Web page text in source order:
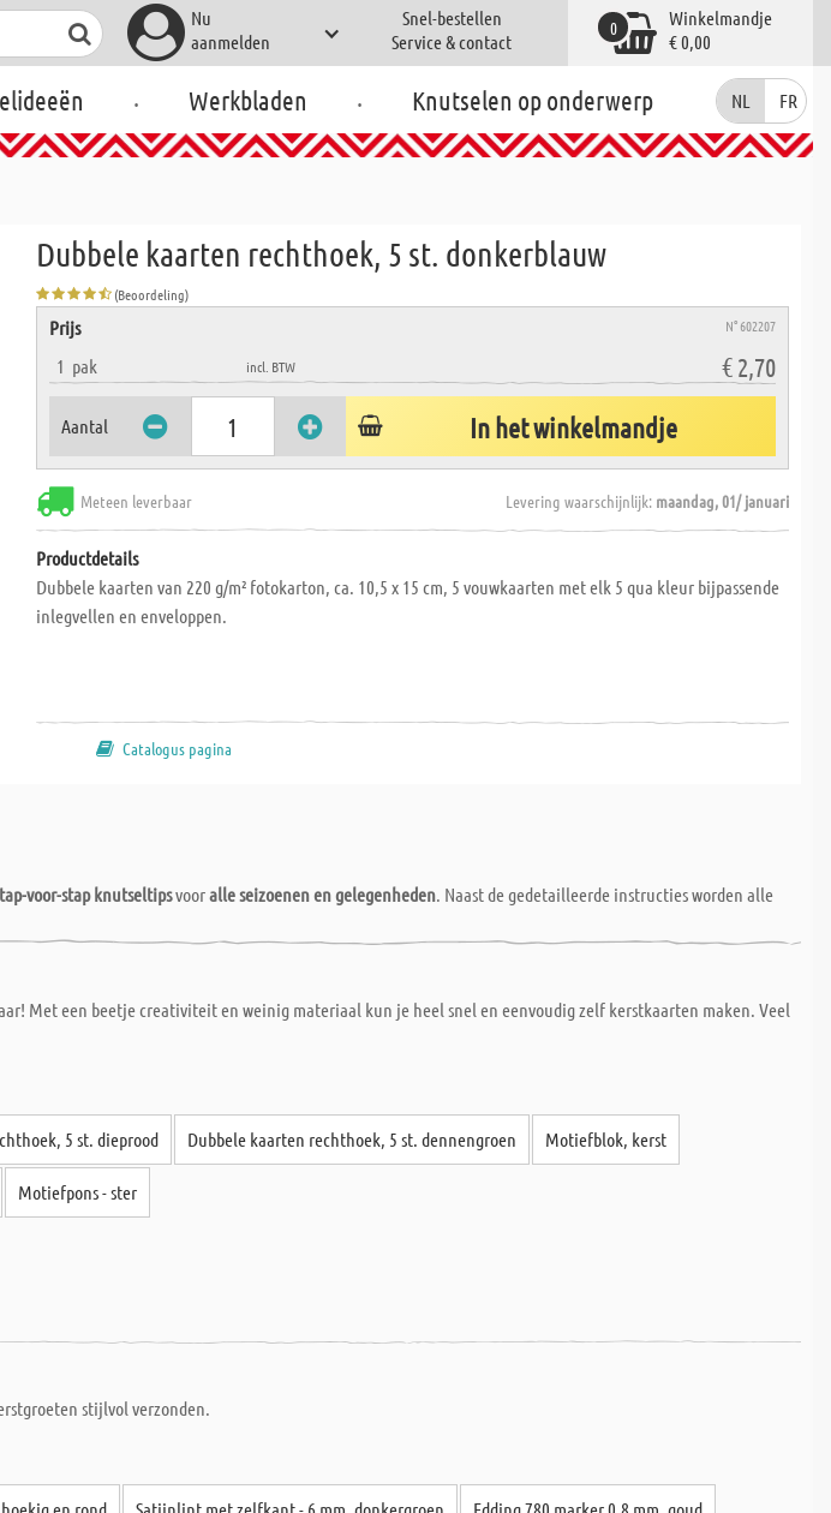
Nu
aanmelden
Snel-bestellen
Service & contact
Winkelmandje
€ 0,00
0
. Werkbladen . Knutselen op onderwerp NL FR
Dubbele kaarten rechthoek, 5 st. donkerblauw
(Beoordeling)
Prijs N° 602207
1 pak incl. BTW € 2,70
Aantal In het winkelmandje
Meteen leverbaar Levering waarschijnlijk: maandag, 01/ januari
Productdetails
Dubbele kaarten van 220 g/m² fotokarton, ca. 10,5 x 15 cm, 5 vouwkaarten met elk 5 qua kleur bijpassende
inlegvellen en enveloppen.
Catalogus pagina
voor-stap knutseltipsvooralle seizoenen en gelegenheden. Naast de gedetailleerde instructies worden alle
Met een beetje creativiteit en weinig materiaal kun je heel snel en eenvoudig zelf kerstkaarten maken. Veel
5 st. dieprood Dubbele kaarten rechthoek, 5 st. dennengroen Motiefblok, kerst
Motiefpons - ster
stijlvol verzonden.